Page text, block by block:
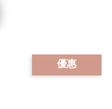
優惠